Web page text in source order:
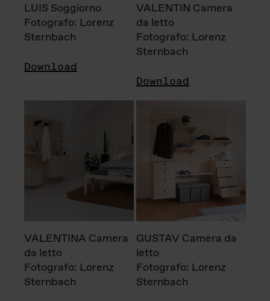
LUIS Soggiorno
Fotografo: Lorenz
Sternbach
Download
VALENTIN Camera
da letto
Fotografo: Lorenz
Sternbach
Download
VALENTINA Camera
da letto
Fotografo: Lorenz
Sternbach
GUSTAV Camera da
letto
Fotografo: Lorenz
Sternbach